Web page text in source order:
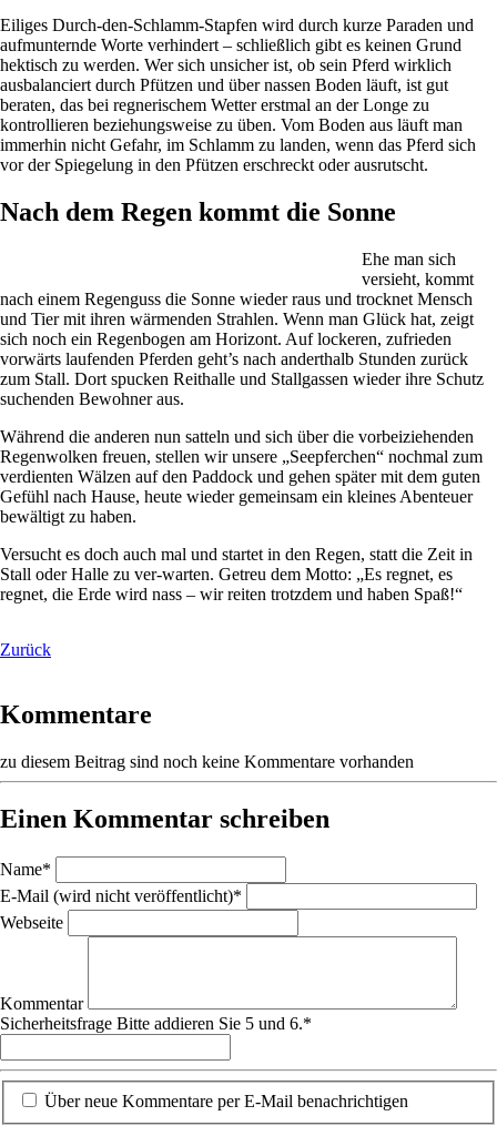
Eiliges Durch-den-Schlamm-Stapfen wird durch kurze Paraden und
aufmunternde Worte verhindert – schließlich gibt es keinen Grund
hektisch zu werden. Wer sich unsicher ist, ob sein Pferd wirklich
ausbalanciert durch Pfützen und über nassen Boden läuft, ist gut
beraten, das bei regnerischem Wetter erstmal an der Longe zu
kontrollieren beziehungsweise zu üben. Vom Boden aus läuft man
immerhin nicht Gefahr, im Schlamm zu landen, wenn das Pferd sich
vor der Spiegelung in den Pfützen erschreckt oder ausrutscht.
Nach dem Regen kommt die Sonne
Ehe man sich
versieht, kommt
nach einem Regenguss die Sonne wieder raus und trocknet Mensch
und Tier mit ihren wärmenden Strahlen. Wenn man Glück hat, zeigt
sich noch ein Regenbogen am Horizont. Auf lockeren, zufrieden
vorwärts laufenden Pferden geht’s nach anderthalb Stunden zurück
zum Stall. Dort spucken Reithalle und Stallgassen wieder ihre Schutz
suchenden Bewohner aus.
Während die anderen nun satteln und sich über die vorbeiziehenden
Regenwolken freuen, stellen wir unsere „Seepferchen“ nochmal zum
verdienten Wälzen auf den Paddock und gehen später mit dem guten
Gefühl nach Hause, heute wieder gemeinsam ein kleines Abenteuer
bewältigt zu haben.
Versucht es doch auch mal und startet in den Regen, statt die Zeit in
Stall oder Halle zu ver-warten. Getreu dem Motto: „Es regnet, es
regnet, die Erde wird nass – wir reiten trotzdem und haben Spaß!“
Zurück
Kommentare
zu diesem Beitrag sind noch keine Kommentare vorhanden
Einen Kommentar schreiben
Pflichtfeld
Name*
Pflichtfeld
E-Mail (wird nicht veröffentlicht)*
Webseite
Kommentar
Sicherheitsfrage Bitte addieren Sie 5 und 6.*
Über neue Kommentare per E-Mail benachrichtigen